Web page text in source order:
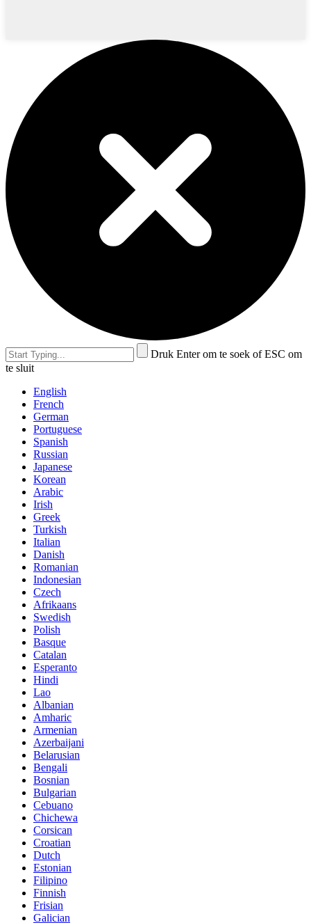
Druk Enter om te soek of ESC om
te sluit
English
French
German
Portuguese
Spanish
Russian
Japanese
Korean
Arabic
Irish
Greek
Turkish
Italian
Danish
Romanian
Indonesian
Czech
Afrikaans
Swedish
Polish
Basque
Catalan
Esperanto
Hindi
Lao
Albanian
Amharic
Armenian
Azerbaijani
Belarusian
Bengali
Bosnian
Bulgarian
Cebuano
Chichewa
Corsican
Croatian
Dutch
Estonian
Filipino
Finnish
Frisian
Galician